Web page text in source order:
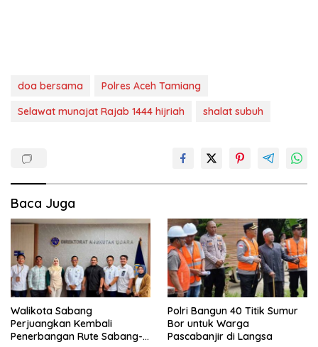
doa bersama
Polres Aceh Tamiang
Selawat munajat Rajab 1444 hijriah
shalat subuh
Baca Juga
Walikota Sabang
Perjuangkan Kembali
Penerbangan Rute Sabang-
Polri Bangun 40 Titik Sumur
Bor untuk Warga
Pascabanjir di Langsa